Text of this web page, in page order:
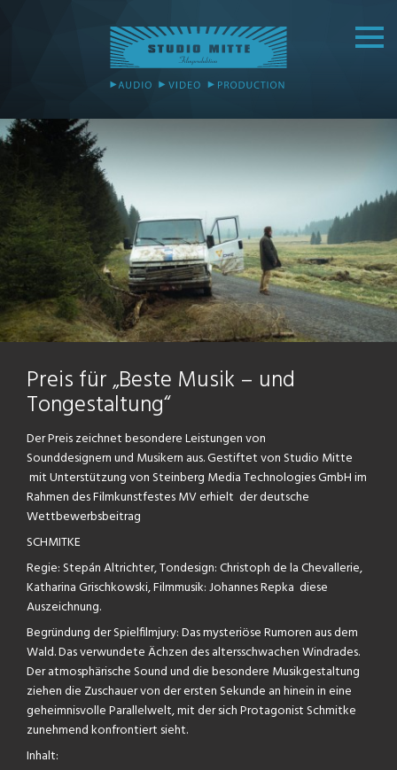
Preis für „Beste Musik – und
Tongestaltung“
Der Preis zeichnet besondere Leistungen von
Sounddesignern und Musikern aus. Gestiftet von Studio Mitte
mit Unterstützung von Steinberg Media Technologies GmbH im
Rahmen des Filmkunstfestes MV erhielt der deutsche
Wettbewerbsbeitrag
SCHMITKE
Regie: Stepán Altrichter, Tondesign: Christoph de la Chevallerie,
Katharina Grischkowski, Filmmusik: Johannes Repka diese
Auszeichnung.
Begründung der Spielfilmjury: Das mysteriöse Rumoren aus dem
Wald. Das verwundete Ächzen des altersschwachen Windrades.
Der atmosphärische Sound und die besondere Musikgestaltung
ziehen die Zuschauer von der ersten Sekunde an hinein in eine
geheimnisvolle Parallelwelt, mit der sich Protagonist Schmitke
zunehmend konfrontiert sieht.
Inhalt: